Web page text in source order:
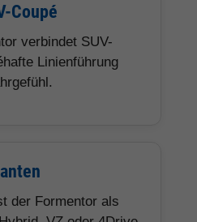
Coupé
verbindet SUV-
Linienführung
der Formentor als